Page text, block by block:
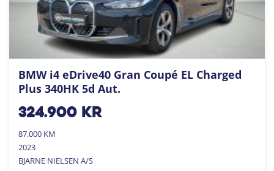
BMW i4 eDrive40 Gran Coupé EL Charged
Plus 340HK 5d Aut.
324.900kr
87.000 KM
2023
BJARNE NIELSEN A/S